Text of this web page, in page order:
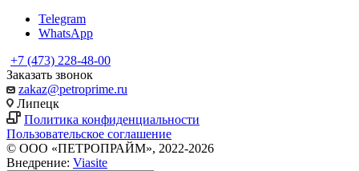
Telegram
WhatsApp
+7 (473) 228-48-00
Заказать звонок
zakaz@petroprime.ru
Липецк
Политика конфиденциальности
Пользовательское соглашение
© ООО «ПЕТРОПРАЙМ», 2022-2026
Внедрение: Viasite